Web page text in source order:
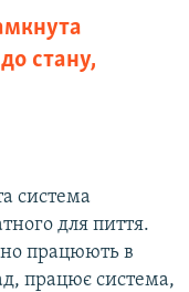
стану,
система
для пиття.
працюють в
працює система,